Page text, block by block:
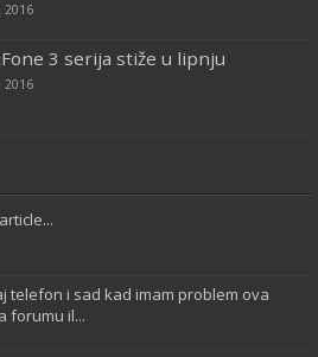
2016
3 serija stiže u lipnju
2016
telefon i sad kad imam problem ova
forumu il...